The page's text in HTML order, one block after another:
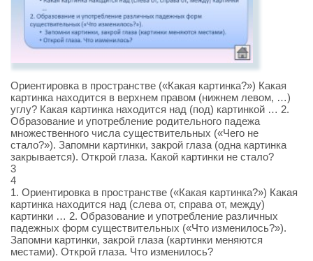
Ориентировка в пространстве («Какая картинка?») Какая
картинка находится в верхнем правом (нижнем левом, …)
углу? Какая картинка находится над (под) картинкой … 2.
Образование и употребление родительного падежа
множественного числа существительных («Чего не
стало?»). Запомни картинки, закрой глаза (одна картинка
закрывается). Открой глаза. Какой картинки не стало?
3
4
1. Ориентировка в пространстве («Какая картинка?») Какая
картинка находится над (слева от, справа от, между)
картинки … 2. Образование и употребление различных
падежных форм существительных («Что изменилось?»).
Запомни картинки, закрой глаза (картинки меняются
местами). Открой глаза. Что изменилось?